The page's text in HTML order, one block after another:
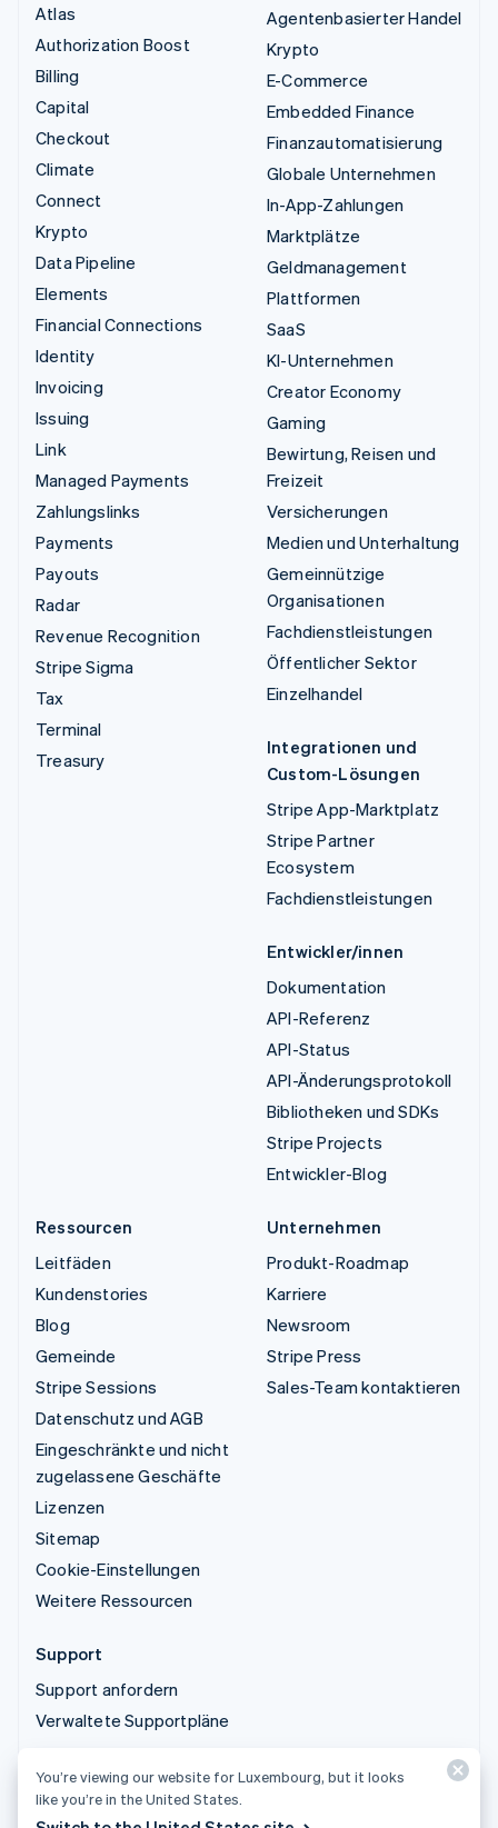
Atlas
Authorization Boost
Billing
Capital
Checkout
Climate
Connect
Krypto
Data Pipeline
Elements
Financial Connections
Identity
Invoicing
Issuing
Link
Managed Payments
Zahlungslinks
Payments
Payouts
Radar
Revenue Recognition
Stripe Sigma
Tax
Terminal
Treasury
Agentenbasierter Handel
Krypto
E-Commerce
Embedded Finance
Finanzautomatisierung
Globale Unternehmen
In-App-Zahlungen
Marktplätze
Geldmanagement
Plattformen
SaaS
KI-Unternehmen
Creator Economy
Gaming
Bewirtung, Reisen und
Freizeit
Versicherungen
Medien und Unterhaltung
Gemeinnützige
Organisationen
Fachdienstleistungen
Öffentlicher Sektor
Einzelhandel
Integrationen und
Custom-Lösungen
Stripe App-Marktplatz
Stripe Partner
Ecosystem
Fachdienstleistungen
Entwickler/innen
Dokumentation
API-Referenz
API-Status
API-Änderungsprotokoll
Bibliotheken und SDKs
Stripe Projects
Entwickler-Blog
Ressourcen
Leitfäden
Kundenstories
Blog
Gemeinde
Stripe Sessions
Datenschutz und AGB
Eingeschränkte und nicht
zugelassene Geschäfte
Lizenzen
Sitemap
Cookie-Einstellungen
Weitere Ressourcen
Unternehmen
Produkt-Roadmap
Karriere
Newsroom
Stripe Press
Sales-Team kontaktieren
Support
Support anfordern
Verwaltete Supportpläne
© 2026 Stripe, LLC
You’re viewing our website for Luxembourg, but it looks
like you’re in the United States.